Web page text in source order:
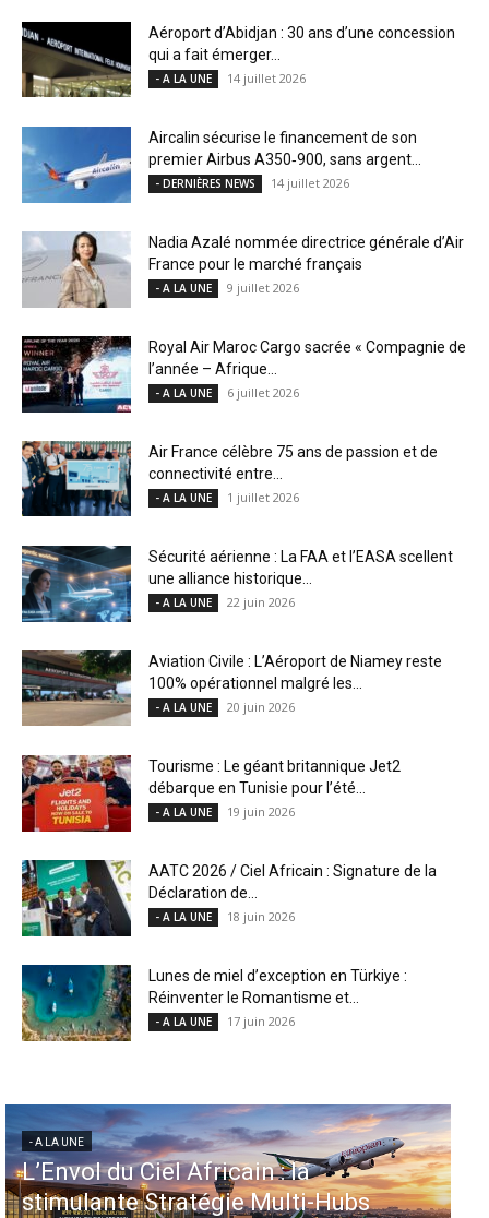
Aéroport d’Abidjan : 30 ans d’une concession
qui a fait émerger...
- A LA UNE 14 juillet 2026
Aircalin sécurise le financement de son
premier Airbus A350‑900, sans argent...
- DERNIÈRES NEWS 14 juillet 2026
Nadia Azalé nommée directrice générale d’Air
France pour le marché français
- A LA UNE 9 juillet 2026
Royal Air Maroc Cargo sacrée « Compagnie de
l’année – Afrique...
- A LA UNE 6 juillet 2026
Air France célèbre 75 ans de passion et de
connectivité entre...
- A LA UNE 1 juillet 2026
Sécurité aérienne : La FAA et l’EASA scellent
une alliance historique...
- A LA UNE 22 juin 2026
Aviation Civile : L’Aéroport de Niamey reste
100% opérationnel malgré les...
- A LA UNE 20 juin 2026
Tourisme : Le géant britannique Jet2
débarque en Tunisie pour l’été...
- A LA UNE 19 juin 2026
AATC 2026 / Ciel Africain : Signature de la
Déclaration de...
- A LA UNE 18 juin 2026
Lunes de miel d’exception en Türkiye :
Réinventer le Romantisme et...
- A LA UNE 17 juin 2026
- A LA UNE
Aéroports US : les États-Unis
injectent 870 millions de dollars